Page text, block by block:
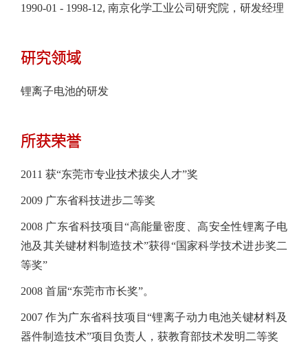
1990-01 - 1998-12, 南京化学工业公司研究院，研发经理
研究领域
锂离子电池的研发
所获荣誉
2011 获“东莞市专业技术拔尖人才”奖
2009 广东省科技进步二等奖
2008 广东省科技项目“高能量密度、高安全性锂离子电
池及其关键材料制造技术”获得“国家科学技术进步奖二
等奖”
2008 首届“东莞市市长奖”。
2007 作为广东省科技项目“锂离子动力电池关键材料及
器件制造技术”项目负责人，获教育部技术发明二等奖